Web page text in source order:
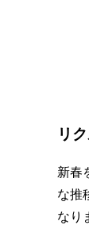
リ
新春
な推
なり